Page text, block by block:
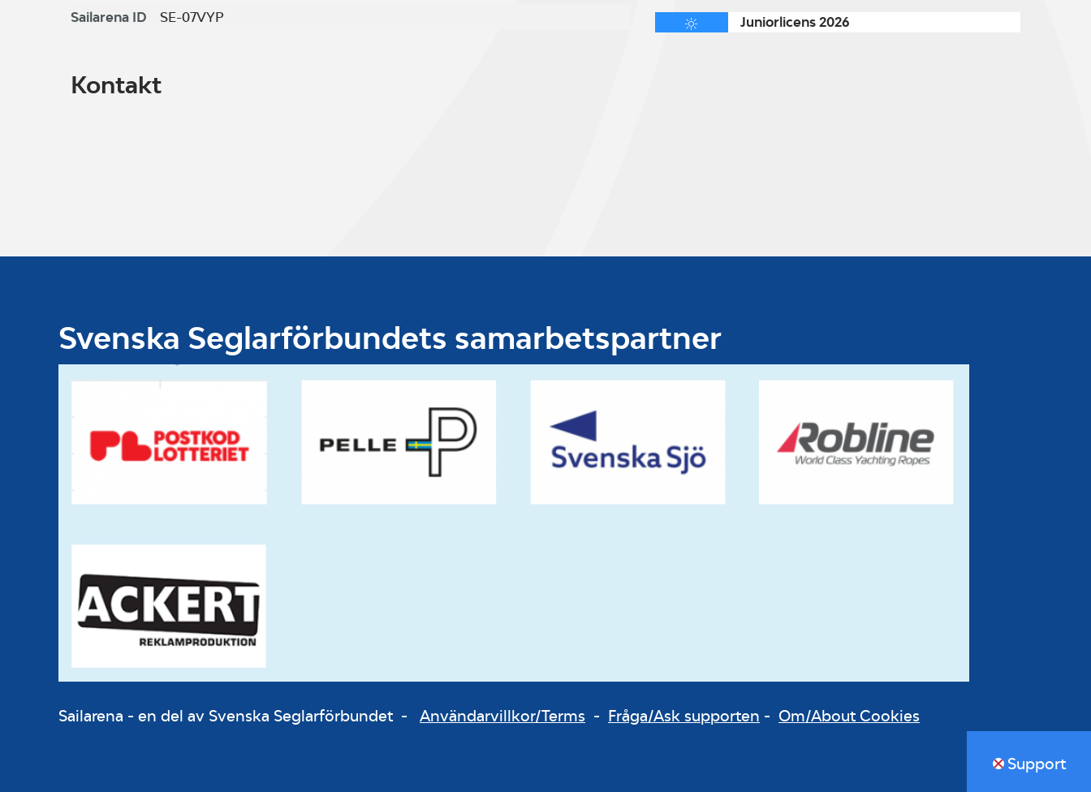
Sailarena ID
SE-07VYP
Kontakt
Juniorlicens 2026
Svenska Seglarförbundets samarbetspartner
Sailarena - en del av Svenska Seglarförbundet - Användarvillkor/Terms - Fråga/Ask supporten - Om/About Cookies
Support